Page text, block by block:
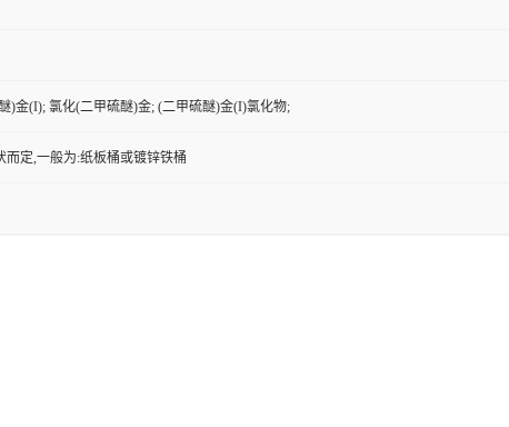
)金(I); 氯化(二甲硫醚)金; (二甲硫醚)金(I)氯化物;
而定,一般为:纸板桶或镀锌铁桶